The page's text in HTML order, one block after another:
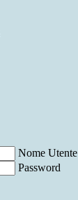
Nome Utente
Password